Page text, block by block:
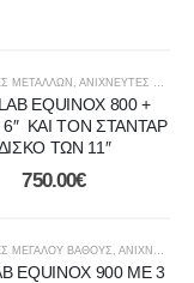
ΒΟΥΝΆ,ΘΆΛΑΣΣΑ ΚΑΙ ΑΚΤΉ
ΜΕΤΑΛΛΩΝ , ΑΝΙΧΝΕΥΤΈΣ ΧΡΥΣΟΎ
EQUINOX 800 +
6″ ΚΑΙ ΤΟΝ ΣΤΑΝΤΑΡ
ΤΩΝ 11″
750.00€
ΑΝΙΧΝΕΥΤΈΣ ΧΡΥΣΟΎ,ΔΆΣΗ ΚΑΙ
ΜΕΓΆΛΟΎ ΒΆΘΟΥΣ , ΑΝΙΧΝΕΥΤΕΣ ΜΕΤΑΛΛΩΝ
EQUINOX 900 ΜΕ 3